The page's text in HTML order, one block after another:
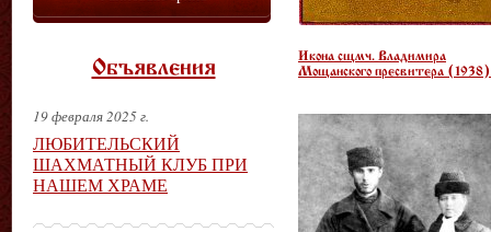
Икона сщмч. Владимира
Мощанского пресвитера (1938)
Объявления
19 февраля 2025 г.
ЛЮБИТЕЛЬСКИЙ
ШАХМАТНЫЙ КЛУБ ПРИ
НАШЕМ ХРАМЕ